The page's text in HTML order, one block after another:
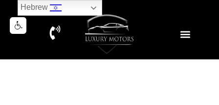
Hebrew